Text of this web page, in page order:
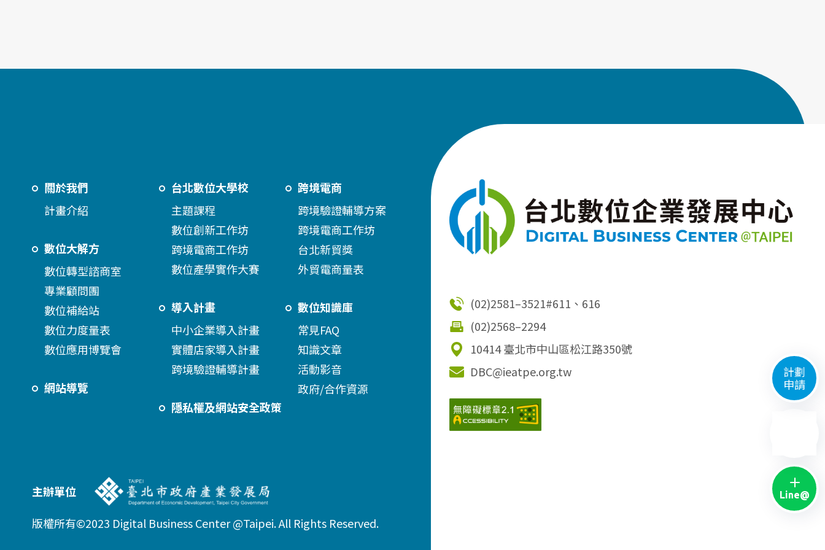
Line@
計劃
申請
關於我們
計畫介紹
數位大解方
數位轉型諮商室
專業顧問團
數位補給站
數位力度量表
數位應用博覽會
網站導覽
台北數位大學校
主題課程
數位創新工作坊
跨境電商工作坊
數位產學實作大賽
導入計畫
中小企業導入計畫
實體店家導入計畫
跨境驗證輔導計畫
隱私權及網站安全政策
跨境電商
跨境驗證輔導方案
跨境電商工作坊
台北新貿獎
外貿電商量表
數位知識庫
常見FAQ
知識文章
活動影音
政府/合作資源
主辦單位
版權所有©2023 Digital Business Center @Taipei. All Rights Reserved.
(02)2581–3521#611、616
(02)2568–2294
10414 臺北市中山區松江路350號
DBC@ieatpe.org.tw